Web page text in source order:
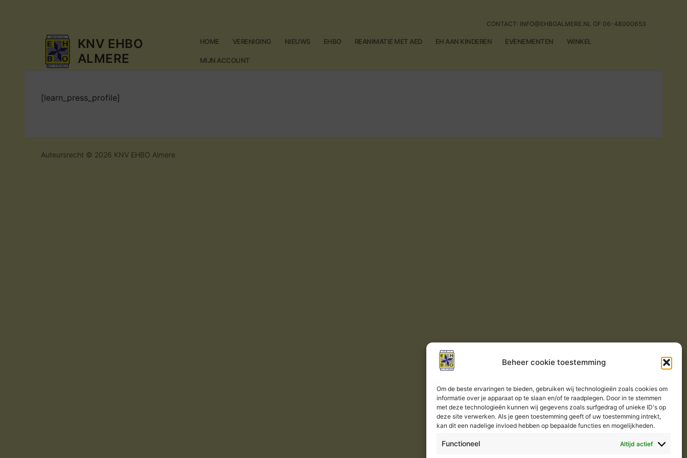
Beheer cookie toestemming
Om de beste ervaringen te bieden, gebruiken wij technologieën zoals cookies om
informatie over je apparaat op te slaan en/of te raadplegen. Door in te stemmen
met deze technologieën kunnen wij gegevens zoals surfgedrag of unieke ID's op
deze site verwerken. Als je geen toestemming geeft of uw toestemming intrekt,
kan dit een nadelige invloed hebben op bepaalde functies en mogelijkheden.
Functioneel Altijd actief
inhoud
CONTACT: INFO@EHBOALMERE.NL OF 06-48000653
KNV EHBO
ALMERE
HOME VERENIGING NIEUWS EHBO REANIMATIE MET AED EH AAN KINDEREN EVENEMENTEN WINKEL
MIJN ACCOUNT
[learn_press_profile]
Auteursrecht © 2026 KNV EHBO Almere